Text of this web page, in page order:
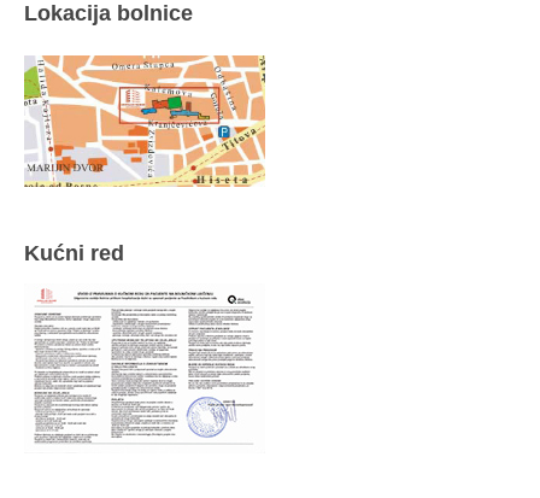
Lokacija bolnice
Kućni red